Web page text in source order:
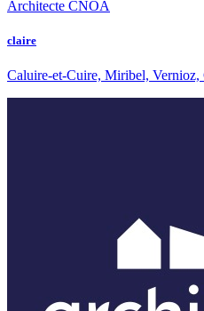
Architecte CNOA
claire
Caluire-et-Cuire, Miribel, Vernioz,